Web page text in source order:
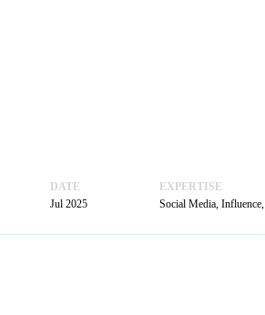
DATE
Jul 2025
EXPERTISE
Social Media, Influence,